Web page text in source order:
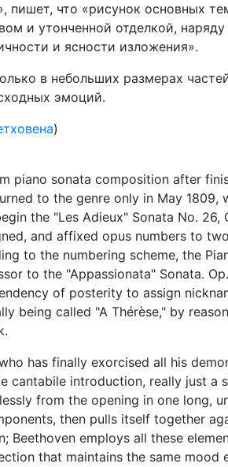
пишет, что «рисунок основных
и утонченной отделкой,
и ясности изложения».
в небольших размерах
эмоций.
)
piano sonata composition after
to the genre only in May 1809,
the "Les Adieux" Sonata No. 26,
and affixed opus numbers to
to the numbering scheme, the
to the "Appassionata" Sonata.
of posterity to assign
being called "A Thérèse," by
has finally exorcised all his
cantabile introduction, really just a
from the opening in one long,
then pulls itself together
Beethoven employs all these
that maintains the same